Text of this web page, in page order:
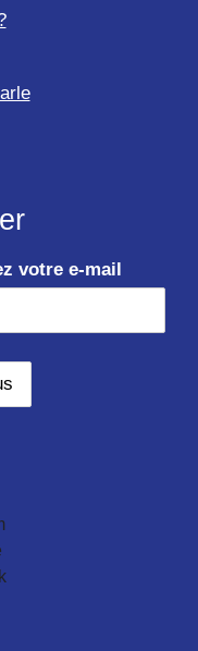
votre e-mail